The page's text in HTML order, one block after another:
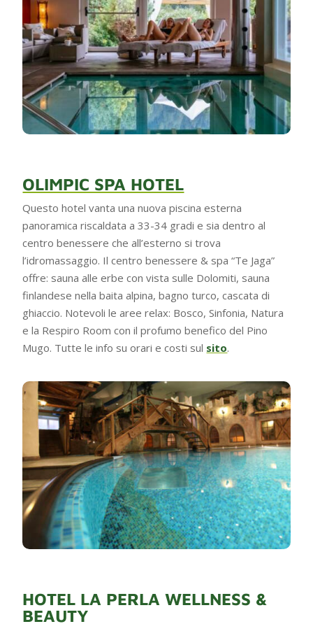
OLIMPIC SPA HOTEL
Questo hotel vanta una nuova piscina esterna
panoramica riscaldata a 33-34 gradi e sia dentro al
centro benessere che all’esterno si trova
l’idromassaggio. Il centro benessere & spa “Te Jaga”
offre: sauna alle erbe con vista sulle Dolomiti, sauna
finlandese nella baita alpina, bagno turco, cascata di
ghiaccio. Notevoli le aree relax: Bosco, Sinfonia, Natura
e la Respiro Room con il profumo benefico del Pino
Mugo. Tutte le info su orari e costi sul sito.
HOTEL LA PERLA WELLNESS &
BEAUTY